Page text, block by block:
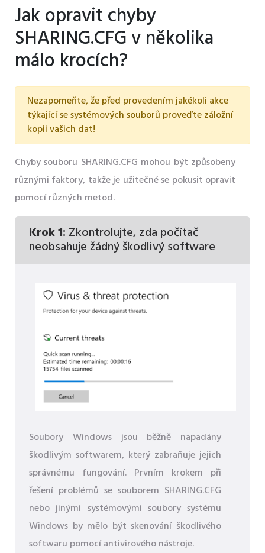
Jak opravit chyby
SHARING.CFG v několika
málo krocích?
Nezapomeňte, že před provedením jakékoli akce
týkající se systémových souborů proveďte záložní
kopii vašich dat!
Chyby souboru SHARING.CFG mohou být způsobeny
různými faktory, takže je užitečné se pokusit opravit
pomocí různých metod.
Krok 1: Zkontrolujte, zda počítač
neobsahuje žádný škodlivý software
Soubory Windows jsou běžně napadány
škodlivým softwarem, který zabraňuje jejich
správnému fungování. Prvním krokem při
řešení problémů se souborem SHARING.CFG
nebo jinými systémovými soubory systému
Windows by mělo být skenování škodlivého
softwaru pomocí antivirového nástroje.